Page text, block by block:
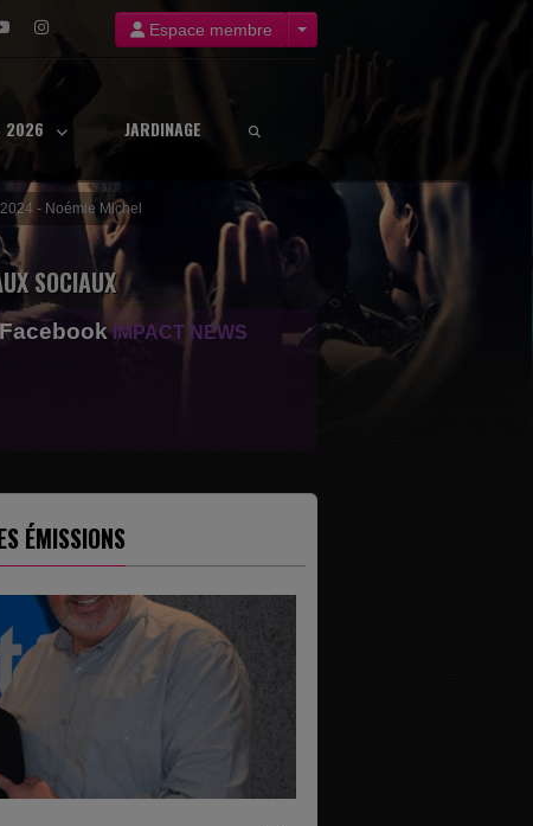
Espace membre
2026 JARDINAGE
- Noémie Michel
SOCIAUX
IMPACT NEWS
ÉMISSIONS